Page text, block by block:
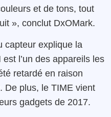
et de tons, tout
», conclut DxOMark.
capteur explique la
l’un des appareils les
retardé en raison
De plus, le TIME vient
gadgets de 2017.